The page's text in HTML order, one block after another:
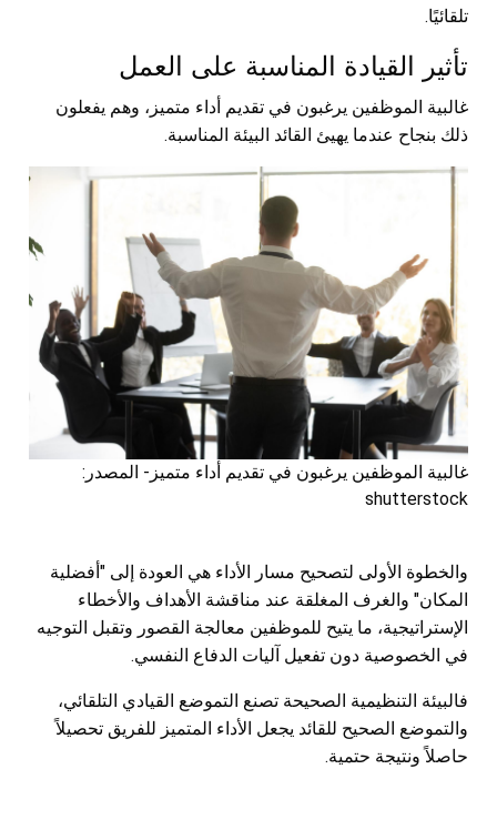
تلقائيًا.
تأثير القيادة المناسبة على العمل
غالبية الموظفين يرغبون في تقديم أداء متميز، وهم يفعلون
ذلك بنجاح عندما يهيئ القائد البيئة المناسبة.
غالبية الموظفين يرغبون في تقديم أداء متميز- المصدر:
shutterstock
والخطوة الأولى لتصحيح مسار الأداء هي العودة إلى "أفضلية
المكان" والغرف المغلقة عند مناقشة الأهداف والأخطاء
الإستراتيجية، ما يتيح للموظفين معالجة القصور وتقبل التوجيه
في الخصوصية دون تفعيل آليات الدفاع النفسي.
فالبيئة التنظيمية الصحيحة تصنع التموضع القيادي التلقائي،
والتموضع الصحيح للقائد يجعل الأداء المتميز للفريق تحصيلاً
حاصلاً ونتيجة حتمية.